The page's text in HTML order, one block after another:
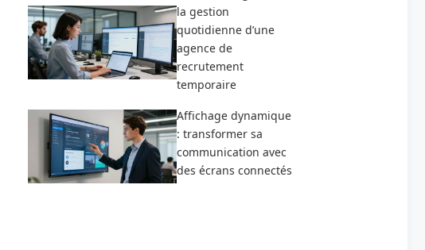
la gestion
quotidienne d’une
agence de
recrutement
temporaire
Affichage dynamique
: transformer sa
communication avec
des écrans connectés